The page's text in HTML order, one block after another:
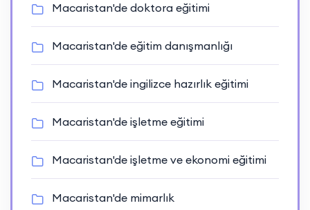
Macaristan'de doktora eğitimi
Macaristan'de eğitim danışmanlığı
Macaristan'de ingilizce hazırlık eğitimi
Macaristan'de işletme eğitimi
Macaristan'de işletme ve ekonomi eğitimi
Macaristan'de mimarlık